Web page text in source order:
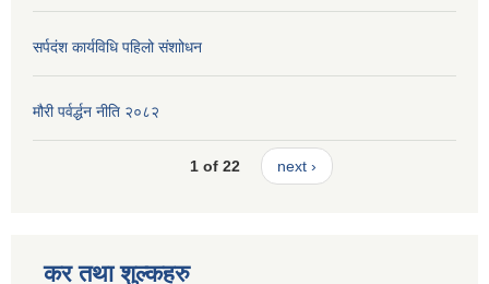
सर्पदंश कार्यविधि पहिलो संशाोधन
मौरी पर्वर्द्धन नीति २०८२
1 of 22 next ›
कर तथा शुल्कहरु